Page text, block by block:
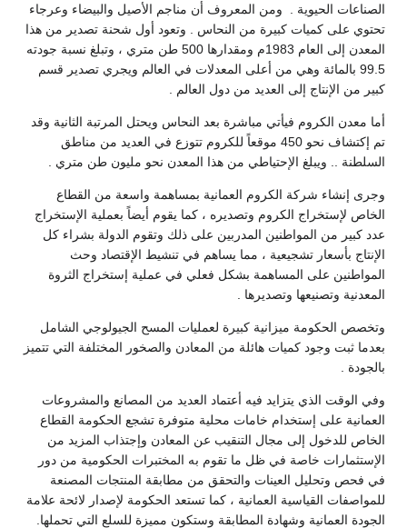
الصناعات الحيوية . ‏ ومن المعروف أن مناجم الأصيل والبيضاء وعرجاء
تحتوي على كميات كبيرة من ‏النحاس . وتعود أول شحنة تصدير من هذا
المعدن إلى العام 1983م ومقدارها 500 طن متري ‏، وتبلغ نسبة جودته
99.5 بالمائة وهي من أعلى المعدلات في العالم ويجري تصدير قسم
كبير من ‏الإنتاج إلى العديد من دول العالم . ‏
أما معدن الكروم فيأتي مباشرة بعد النحاس ويحتل المرتبة الثانية وقد
تم إكتشاف نحو ‏‏450 موقعاً للكروم تتوزع في العديد من مناطق
السلطنة .. ويبلغ الإحتياطي من هذا المعدن ‏نحو مليون طن متري . ‏
وجرى إنشاء شركة الكروم العمانية بمساهمة واسعة من القطاع
الخاص لإستخراج الكروم ‏وتصديره ، كما يقوم أيضاً بعملية الإستخراج
عدد كبير من المواطنين المدربين على ذلك وتقوم ‏الدولة بشراء كل
الإنتاج بأسعار تشجيعية ، مما يساهم في تنشيط الإقتصاد وحث
المواطنين على ‏المساهمة بشكل فعلي في عملية إستخراج الثروة
المعدنية وتصنيعها وتصديرها . ‏
وتخصص الحكومة ميزانية كبيرة لعمليات المسح الجيولوجي الشامل
بعدما ثبت وجود ‏كميات هائلة من المعادن والصخور المختلفة التي تتميز
بالجودة . ‏
وفي الوقت الذي يتزايد فيه أعتماد العديد من المصانع والمشروعات
العمانية على ‏إستخدام خامات محلية متوفرة تشجع الحكومة القطاع
الخاص للدخول إلى مجال التنقيب عن ‏المعادن وإجتذاب المزيد من
الإستثمارات خاصة في ظل ما تقوم به المختبرات الحكومية من دور
‏في فحص وتحليل العينات والتحقق من مطابقة المنتجات المصنعة
للمواصفات القياسية العمانية ، ‏كما تستعد الحكومة لإصدار لائحة علامة
الجودة العمانية وشهادة المطابقة وستكون مميزة للسلع ‏التي تحملها.